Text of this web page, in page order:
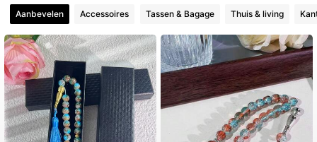
4.90 1.8K Volgers
4.90 1.8K Volgers
4.90 1.8K Volgers
Aanbevelen Accessoires Tassen & Bagage Thuis & living